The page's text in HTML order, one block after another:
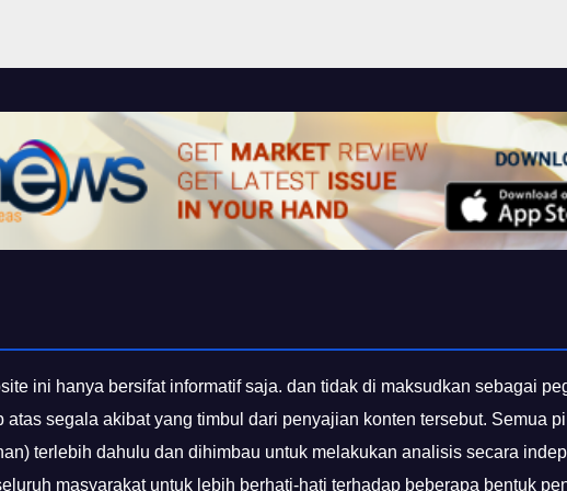
ini hanya bersifat informatif saja. dan tidak di maksudkan sebagai
segala akibat yang timbul dari penyajian konten tersebut. Semua
terlebih dahulu dan dihimbau untuk melakukan analisis secara
masyarakat untuk lebih berhati-hati terhadap beberapa bentuk